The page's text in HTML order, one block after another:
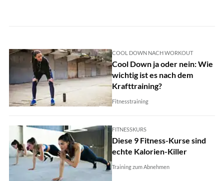
COOL DOWN NACH WORKOUT
Cool Down ja oder nein: Wie
wichtig ist es nach dem
Krafttraining?
Fitnesstraining
FITNESSKURS
Diese 9 Fitness-Kurse sind
echte Kalorien-Killer
Training zum Abnehmen